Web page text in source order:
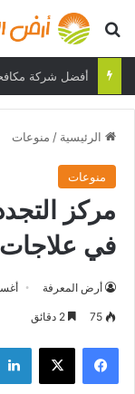
بحث عن
الرئيسية / منوعات
منوعات
مركز
في
أرض المعرفة
75
فيسبوك ‫X